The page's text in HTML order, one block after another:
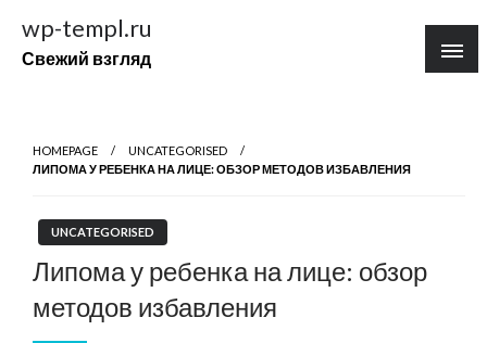
содержимому
wp-templ.ru
Свежий взгляд
HOMEPAGE
UNCATEGORISED
ЛИПОМА У РЕБЕНКА НА ЛИЦЕ: ОБЗОР МЕТОДОВ ИЗБАВЛЕНИЯ
UNCATEGORISED
Липома у ребенка на лице: обзор
методов избавления